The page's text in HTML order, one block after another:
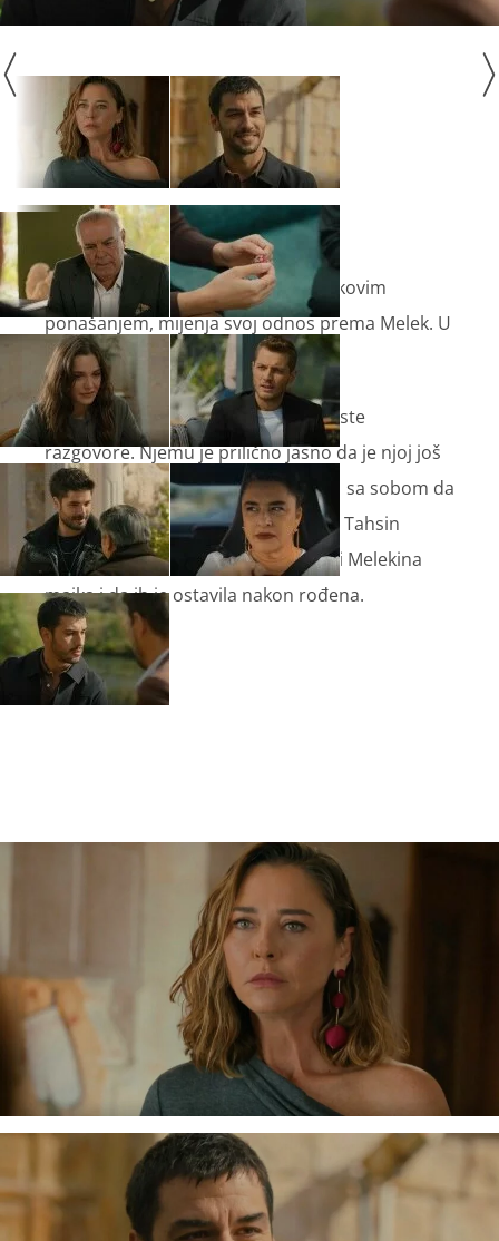
Sumru, razočarana Esatovim i Harikovim
ponašanjem, mijenja svoj odnos prema Melek. U
naletu emocija čvrsto je zagrli.
Nuh i Sevilaj ponovno se vraćaju u iste
razgovore. Njemu je prilično jasno da je njoj još
uvijek stalo do njega, ali ona se bori sa sobom da
mu ne pokaže svoje prave osjećaje. Tahsin
otkriva Nuhu da zna tko je njegova i Melekina
majka i da ih je ostavila nakon rođena.